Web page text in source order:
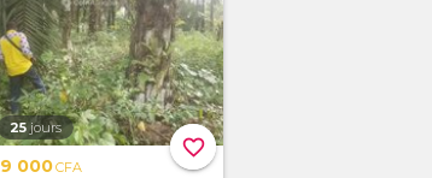
favorite_border
25 jours
9 000CFA